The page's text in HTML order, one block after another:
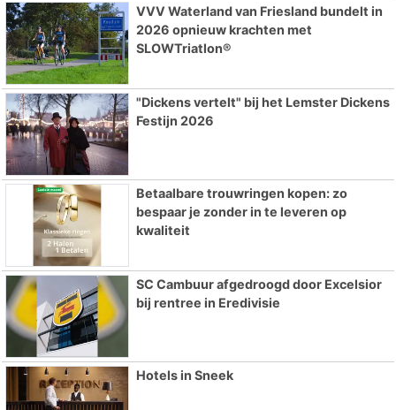
VVV Waterland van Friesland bundelt in
2026 opnieuw krachten met
SLOWTriatlon®
"Dickens vertelt" bij het Lemster Dickens
Festijn 2026
Betaalbare trouwringen kopen: zo
bespaar je zonder in te leveren op
kwaliteit
SC Cambuur afgedroogd door Excelsior
bij rentree in Eredivisie
Hotels in Sneek